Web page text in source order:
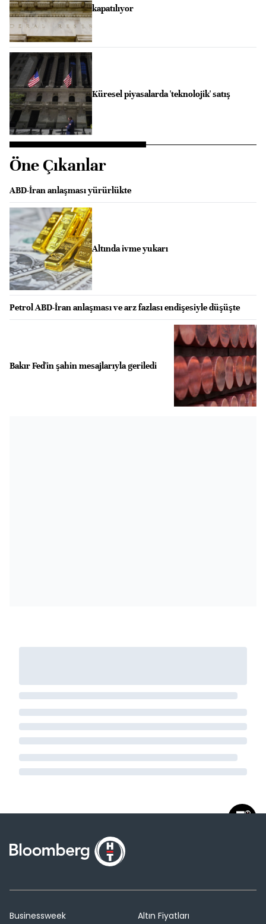
kapatılıyor
Küresel piyasalarda 'teknolojik' satış
Öne Çıkanlar
ABD-İran anlaşması yürürlükte
Altında ivme yukarı
Petrol ABD-İran anlaşması ve arz fazlası endişesiyle düşüşte
Bakır Fed'in şahin mesajlarıyla geriledi
Businessweek
Altın Fiyatları